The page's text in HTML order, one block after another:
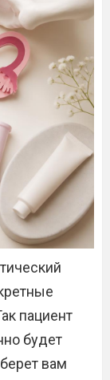
пациент
будет
вам